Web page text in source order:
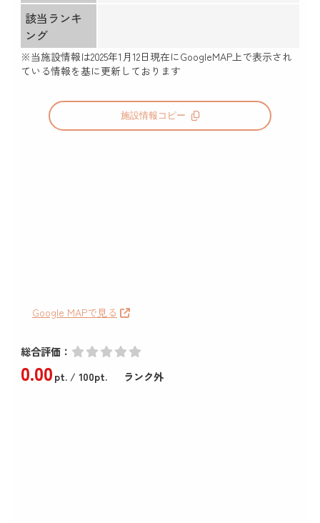
該当ランキ
ング
※当施設情報は2025年1月12日現在にGoogleMAP上で表示され
ている情報を基に更新しております
施設情報コピー
Google MAPで見る
総合評価：
0.00pt./ 100pt. ランク外